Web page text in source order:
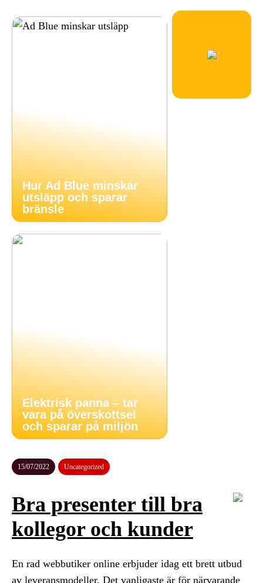
Hur Ad Blue minskar
utsläpp och sparar
bränsle
Elektrisk panna – tar
vara på överskottsel
och sparar på miljön
15/07/2022 Uncategorized
Bra presenter till bra
kollegor och kunder
En rad webbutiker online erbjuder idag ett brett utbud
av leveransmodeller. Det vanligaste är för närvarande